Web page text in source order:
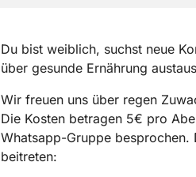
Du bist weiblich, suchst neue
über gesunde Ernährung
Wir freuen uns über regen
Die Kosten betragen 5€ pro
Whatsapp-Gruppe besprochen.
beitreten: